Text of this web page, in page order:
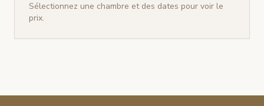
Sélectionnez une chambre et des dates pour voir le
prix.